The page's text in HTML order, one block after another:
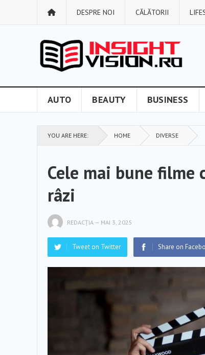
DESPRE NOI CĂLĂTORII
AUTO BEAUTY BUSINESS
YOU ARE HERE: HOME DIVERSE
Cele mai bune filme
râzi
REDACȚIA — MAI 3, 2025
Tweet on Twitter Share on